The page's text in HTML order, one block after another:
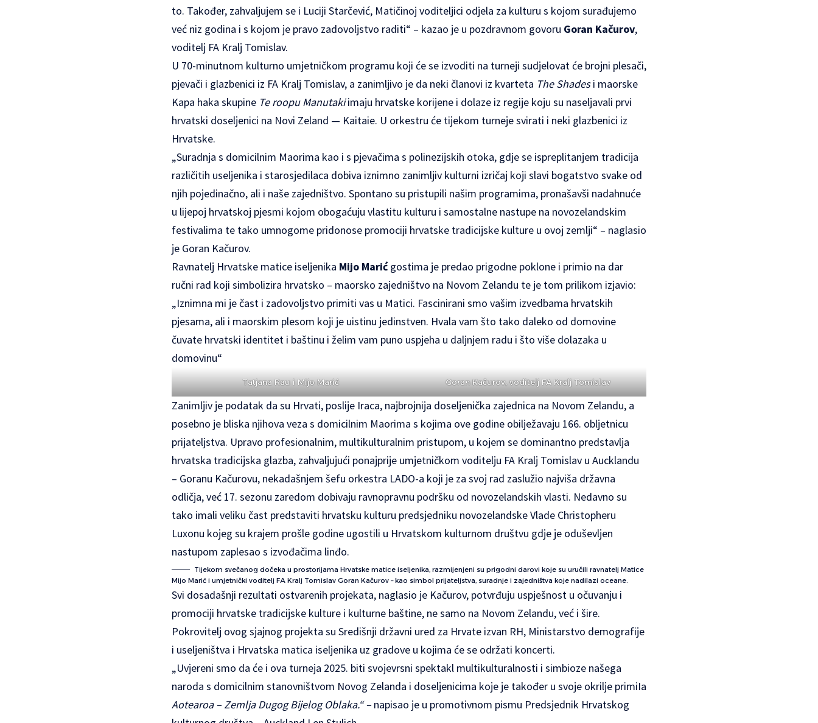
to. Također, zahvaljujem se i Luciji Starčević, Matičinoj voditeljici odjela za kulturu s kojom surađujemo
već niz godina i s kojom je pravo zadovoljstvo raditi“ – kazao je u pozdravnom govoru Goran Kačurov,
voditelj FA Kralj Tomislav.
U 70-minutnom kulturno umjetničkom programu koji će se izvoditi na turneji sudjelovat će brojni plesači,
pjevači i glazbenici iz FA Kralj Tomislav, a zanimljivo je da neki članovi iz kvarteta The Shadesi maorske
Kapa haka skupine Te roopu Manutakiimaju hrvatske korijene i dolaze iz regije koju su naseljavali prvi
hrvatski doseljenici na Novi Zeland — Kaitaie. U orkestru će tijekom turneje svirati i neki glazbenici iz
Hrvatske.
„Suradnja s domicilnim Maorima kao i s pjevačima s polinezijskih otoka, gdje se ispreplitanjem tradicija
različitih useljenika i starosjedilaca dobiva iznimno zanimljiv kulturni izričaj koji slavi bogatstvo svake od
njih pojedinačno, ali i naše zajedništvo. Spontano su pristupili našim programima, pronašavši nadahnuće
u lijepoj hrvatskoj pjesmi kojom obogaćuju vlastitu kulturu i samostalne nastupe na novozelandskim
festivalima te tako umnogome pridonose promociji hrvatske tradicijske kulture u ovoj zemlji“ – naglasio
je Goran Kačurov.
Ravnatelj Hrvatske matice iseljenika Mijo Marićgostima je predao prigodne poklone i primio na dar
ručni rad koji simbolizira hrvatsko – maorsko zajedništvo na Novom Zelandu te je tom prilikom izjavio:
„Iznimna mi je čast i zadovoljstvo primiti vas u Matici. Fascinirani smo vašim izvedbama hrvatskih
pjesama, ali i maorskim plesom koji je uistinu jedinstven. Hvala vam što tako daleko od domovine
čuvate hrvatski identitet i baštinu i želim vam puno uspjeha u daljnjem radu i što više dolazaka u
domovinu“
Tatjana Rau i Mijo Marić Goran Kačurov, voditelj FA Kralj Tomislav
Zanimljiv je podatak da su Hrvati, poslije Iraca, najbrojnija doseljenička zajednica na Novom Zelandu, a
posebno je bliska njihova veza s domicilnim Maorima s kojima ove godine obilježavaju 166. obljetnicu
prijateljstva. Upravo profesionalnim, multikulturalnim pristupom, u kojem se dominantno predstavlja
hrvatska tradicijska glazba, zahvaljujući ponajprije umjetničkom voditelju FA Kralj Tomislav u Aucklandu
– Goranu Kačurovu, nekadašnjem šefu orkestra LADO-a koji je za svoj rad zaslužio najviša državna
odličja, već 17. sezonu zaredom dobivaju ravnopravnu podršku od novozelandskih vlasti. Nedavno su
tako imali veliku čast predstaviti hrvatsku kulturu predsjedniku novozelandske Vlade Christopheru
Luxonu kojeg su krajem prošle godine ugostili u Hrvatskom kulturnom društvu gdje je oduševljen
nastupom zaplesao s izvođačima linđo.
Tijekom svečanog dočeka u prostorijama Hrvatske matice iseljenika, razmijenjeni su prigodni darovi koje su uručili ravnatelj Matice
Mijo Marić i umjetnički voditelj FA Kralj Tomislav Goran Kačurov – kao simbol prijateljstva, suradnje i zajedništva koje nadilazi oceane.
Svi dosadašnji rezultati ostvarenih projekata, naglasio je Kačurov, potvrđuju uspješnost u očuvanju i
promociji hrvatske tradicijske kulture i kulturne baštine, ne samo na Novom Zelandu, već i šire.
Pokrovitelj ovog sjajnog projekta su Središnji državni ured za Hrvate izvan RH, Ministarstvo demografije
i useljeništva i Hrvatska matica iseljenika uz gradove u kojima će se održati koncerti.
„Uvjereni smo da će i ova turneja 2025. biti svojevrsni spektakl multikulturalnosti i simbioze našega
naroda s domicilnim stanovništvom Novog Zelanda i doseljenicima koje je također u svoje okrilje primiIa
Aotearoa – Zemlja Dugog Bijelog Oblaka.“ – napisao je u promotivnom pismu Predsjednik Hrvatskog